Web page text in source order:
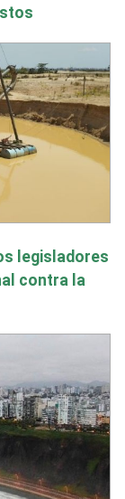
legisladores
contra la